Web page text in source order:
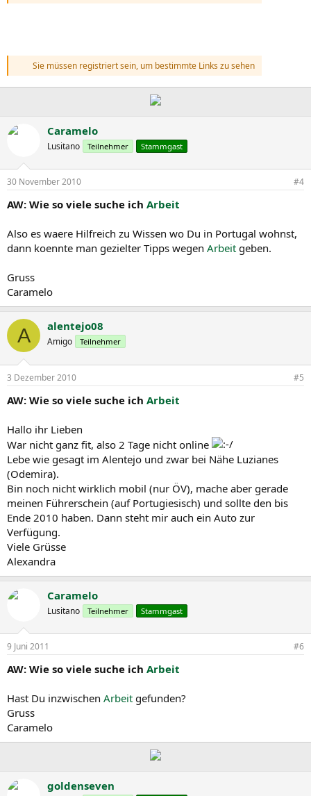
Sie müssen registriert sein, um bestimmte Links zu sehen
Caramelo
Lusitano Teilnehmer Stammgast
30 November 2010 #4
AW: Wie so viele suche ich Arbeit
Also es waere Hilfreich zu Wissen wo Du in Portugal wohnst,
dann koennte man gezielter Tipps wegen Arbeit geben.
Gruss
Caramelo
A alentejo08
Amigo Teilnehmer
3 Dezember 2010 #5
AW: Wie so viele suche ich Arbeit
Hallo ihr Lieben
War nicht ganz fit, also 2 Tage nicht online
Lebe wie gesagt im Alentejo und zwar bei Nähe Luzianes
(Odemira).
Bin noch nicht wirklich mobil (nur ÖV), mache aber gerade
meinen Führerschein (auf Portugiesisch) und sollte den bis
Ende 2010 haben. Dann steht mir auch ein Auto zur
Verfügung.
Viele Grüsse
Alexandra
Caramelo
Lusitano Teilnehmer Stammgast
9 Juni 2011 #6
AW: Wie so viele suche ich Arbeit
Hast Du inzwischen Arbeit gefunden?
Gruss
Caramelo
goldenseven